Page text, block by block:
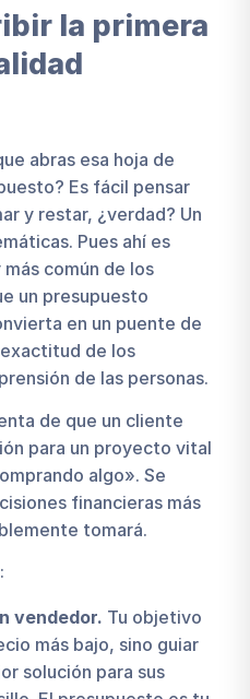
la primera
abras esa hoja de
Es fácil pensar
y restar, ¿verdad? Un
Pues ahí es
común de los
un presupuesto
en un puente de
de los
de las personas.
de que un cliente
para un proyecto vital
algo». Se
financieras más
tomará.
vendedor. Tu objetivo
más bajo, sino guiar
solución para sus